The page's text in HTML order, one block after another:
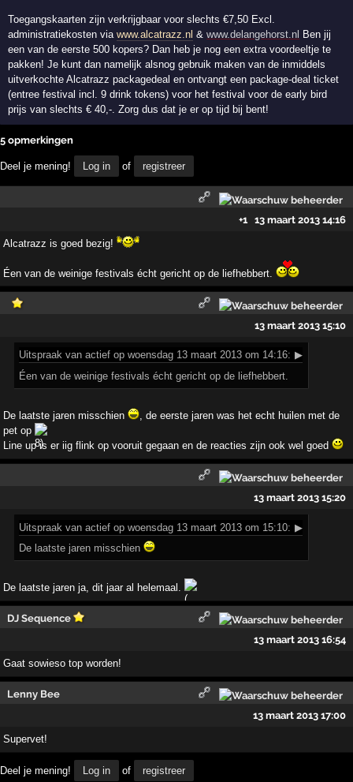
Toegangskaarten zijn verkrijgbaar voor slechts €7,50 Excl.
administratiekosten viawww.alcatrazz.nl &www.delangehorst.nl Ben jij
een van de eerste 500 kopers? Dan heb je nog een extra voordeeltje te
pakken! Je kunt dan namelijk alsnog gebruik maken van de inmiddels
uitverkochte Alcatrazz packagedeal en ontvangt een package-deal ticket
(entree festival incl. 9 drink tokens) voor het festival voor de early bird
prijs van slechts € 40,-. Zorg dus dat je er op tijd bij bent!
5 opmerkingen
Deel je mening! Log in of registreer
+1 13 maart 2013 14:16
Alcatrazz is goed bezig!
Éen van de weinige festivals écht gericht op de liefhebbert.
13 maart 2013 15:10
Uitspraak van actief op woensdag 13 maart 2013 om 14:16: ▶
Éen van de weinige festivals écht gericht op de liefhebbert.
De laatste jaren misschien
, de eerste jaren was het echt huilen met de
pet op
Line up is er iig flink op vooruit gegaan en de reacties zijn ook wel goed
13 maart 2013 15:20
Uitspraak van actief op woensdag 13 maart 2013 om 15:10: ▶
De laatste jaren misschien
De laatste jaren ja, dit jaar al helemaal.
DJ Sequence
13 maart 2013 16:54
Gaat sowieso top worden!
Lenny Bee
13 maart 2013 17:00
Supervet!
Deel je mening! Log in of registreer